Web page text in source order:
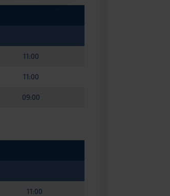
11:00
11:00
09:00
11:00